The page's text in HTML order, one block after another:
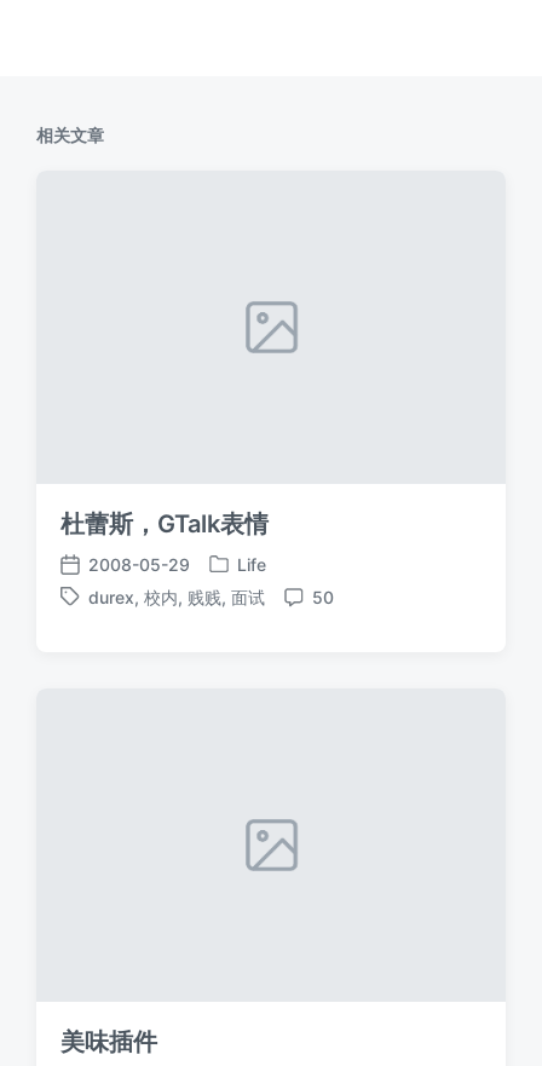
相关文章
杜蕾斯，GTalk表情
发
布
2008-05-29
发
布
Life
标
durex, 校内, 贱贱, 面试
评
50
美味插件